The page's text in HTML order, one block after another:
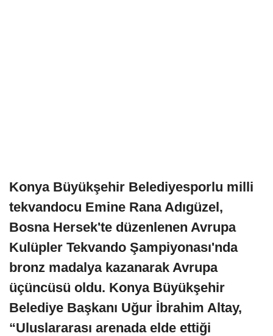
Konya Büyükşehir Belediyesporlu milli
tekvandocu Emine Rana Adıgüzel,
Bosna Hersek'te düzenlenen Avrupa
Kulüpler Tekvando Şampiyonası'nda
bronz madalya kazanarak Avrupa
üçüncüsü oldu. Konya Büyükşehir
Belediye Başkanı Uğur İbrahim Altay,
“Uluslararası arenada elde ettiği